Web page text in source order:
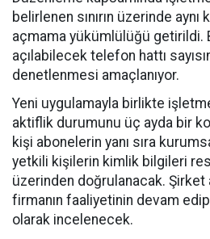
belirlenen sınırın üzerinde aynı
açmama yükümlülüğü getirildi.
açılabilecek telefon hattı
denetlenmesi amaçlanıyor.
Yeni uygulamayla birlikte
aktiflik durumunu üç ayda bir
kişi abonelerin yanı sıra
yetkili kişilerin kimlik bilgileri
üzerinden doğrulanacak.
firmanın faaliyetinin devam
olarak incelenecek.